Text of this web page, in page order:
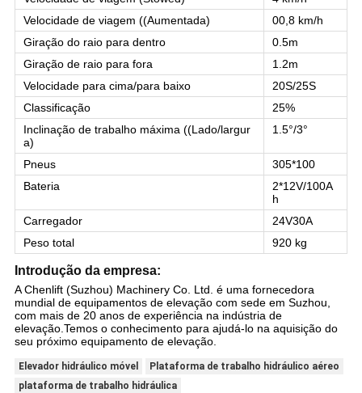
Velocidade de viagem ((Aumentada)
00,8 km/h
Giração do raio para dentro
0.5m
Giração de raio para fora
1.2m
Velocidade para cima/para baixo
20S/25S
Classificação
25%
Inclinação de trabalho máxima ((Lado/largur
a)
1.5°/3°
Pneus
305*100
Bateria
2*12V/100A
h
Carregador
24V30A
Peso total
920 kg
Introdução da empresa:
A Chenlift (Suzhou) Machinery Co. Ltd. é uma fornecedora
mundial de equipamentos de elevação com sede em Suzhou,
com mais de 20 anos de experiência na indústria de
elevação.Temos o conhecimento para ajudá-lo na aquisição do
seu próximo equipamento de elevação.
Elevador hidráulico móvel
Plataforma de trabalho hidráulico aéreo
plataforma de trabalho hidráulica